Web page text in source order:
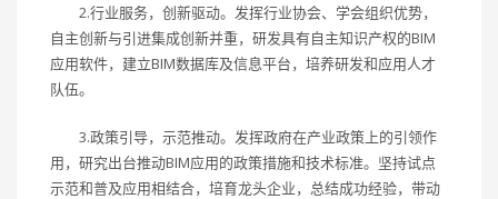
2.行业服务，创新驱动。发挥行业协会、学会组织优势，
自主创新与引进集成创新并重，研发具有自主知识产权的BIM
应用软件，建立BIM数据库及信息平台，培养研发和应用人才
队伍。
3.政策引导，示范推动。发挥政府在产业政策上的引领作
用，研究出台推动BIM应用的政策措施和技术标准。坚持试点
示范和普及应用相结合，培育龙头企业，总结成功经验，带动